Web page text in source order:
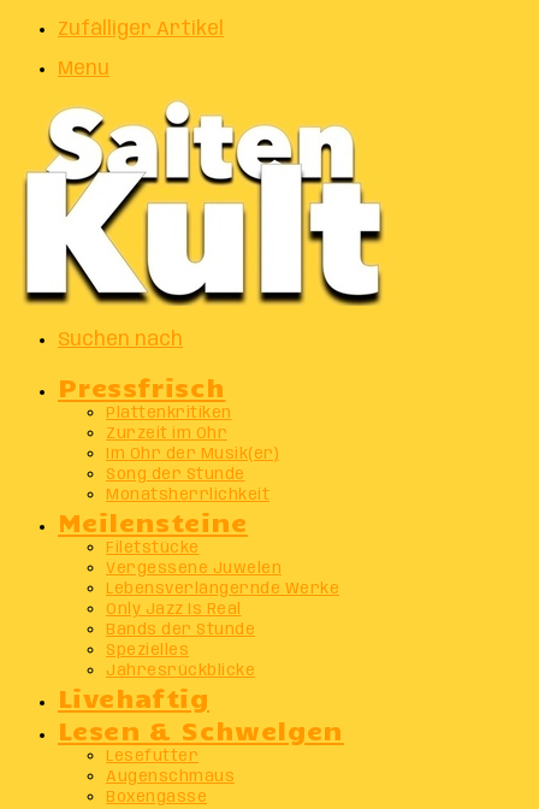
Zufälliger Artikel
Menu
Suchen nach
Pressfrisch
Plattenkritiken
Zurzeit im Ohr
Im Ohr der Musik(er)
Song der Stunde
Monatsherrlichkeit
Meilensteine
Filetstücke
Vergessene Juwelen
Lebensverlängernde Werke
Only Jazz Is Real
Bands der Stunde
Spezielles
Jahresrückblicke
Livehaftig
Lesen & Schwelgen
Lesefutter
Augenschmaus
Boxengasse